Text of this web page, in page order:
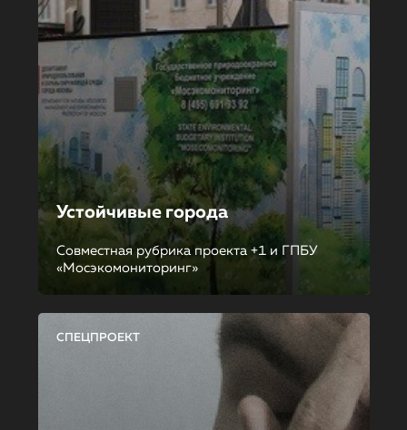
Устойчивые города
Совместная рубрика проекта +1 и ГПБУ
«Мосэкомониторинг»
СПЕЦПРОЕКТ